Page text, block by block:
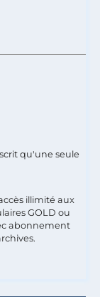
qu'une seule
illimité aux
GOLD ou
abonnement